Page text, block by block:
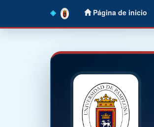
Página de inicio